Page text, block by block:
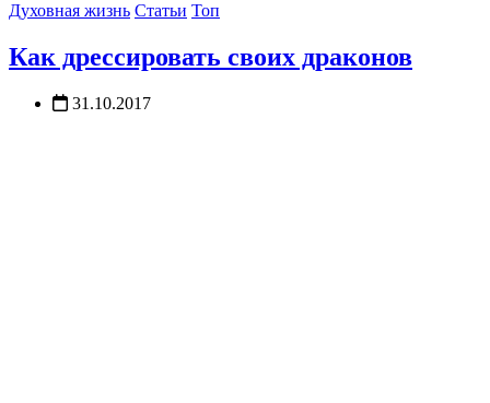
Духовная жизнь Статьи Топ
Как дрессировать своих драконов
31.10.2017